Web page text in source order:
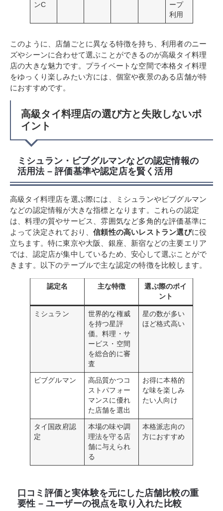
ンC
ープ
利用
このように、店舗ごとに異なる特徴を持ち、利用者のニー
ズやシーンに合わせて選ぶことができるのが高級タイ料理
店の大きな魅力です。プライベートな空間で本格タイ料理
をゆっくり楽しみたい方には、個室や夜景のある店舗が特
におすすめです。
高級タイ料理店の選び方と失敗しないポ
イント
ミシュラン・ビブグルマンなどの認定情報の
活用法 – 評価基準や認定店を賢く活用
高級タイ料理店を選ぶ際には、ミシュランやビブグルマン
などの認定情報が大きな指標となります。これらの認定
は、料理の質やサービス、雰囲気など多角的な評価基準に
よって決定されており、信頼性の高いレストラン選びに役
立ちます。特に東京や大阪、銀座、新宿などの主要エリア
では、認定店が集中しているため、安心して選ぶことがで
きます。以下のテーブルで主な認定の特徴を比較します。
認定名 主な特徴
選ぶ際のポイ
ント
ミシュラン
世界的な権威
を持つ星評
価。料理・サ
ービス・空間
を総合的に審
査
星の数が多い
ほど格式高い
ビブグルマン
高品質かつコ
ストパフォー
マンスに優れ
た店舗を選出
お得に本格的
な味を楽しみ
たい人向け
タイ国政府認
定
本場の味や調
理法を守る店
舗に与えられ
る
本格派志向の
方におすすめ
口コミ評価と実体験を元にした店舗比較の重
要性 – ユーザーの視点を取り入れた比較